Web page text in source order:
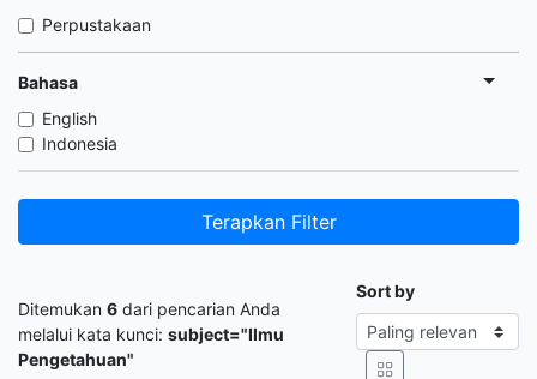
Perpustakaan
Bahasa
English
Indonesia
Terapkan Filter
Ditemukan 6 dari pencarian Anda
melalui kata kunci: subject="Ilmu
Pengetahuan"
Sort by